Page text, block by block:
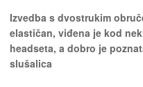
Izvedba s dvostrukim
elastičan, viđena je kod
headseta, a dobro je
slušalica